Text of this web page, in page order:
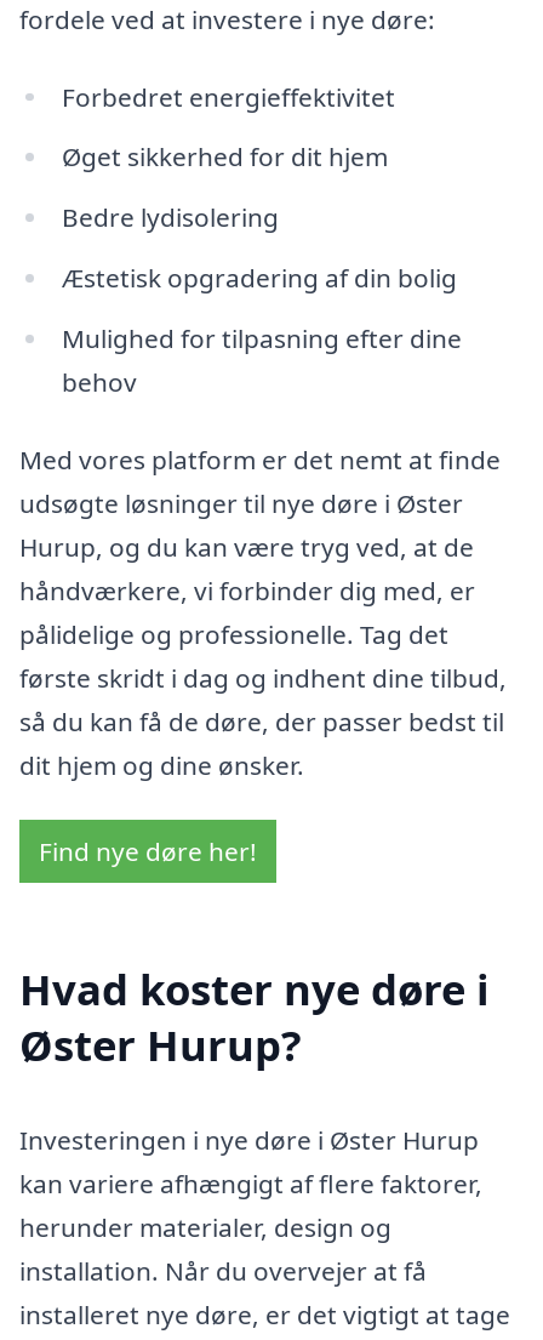
fordele ved at investere i nye døre:
Forbedret energieffektivitet
Øget sikkerhed for dit hjem
Bedre lydisolering
Æstetisk opgradering af din bolig
Mulighed for tilpasning efter dine
behov
Med vores platform er det nemt at finde
udsøgte løsninger til nye døre i Øster
Hurup, og du kan være tryg ved, at de
håndværkere, vi forbinder dig med, er
pålidelige og professionelle. Tag det
første skridt i dag og indhent dine tilbud,
så du kan få de døre, der passer bedst til
dit hjem og dine ønsker.
Find nye døre her!
Hvad koster nye døre i
Øster Hurup?
Investeringen i nye døre i Øster Hurup
kan variere afhængigt af flere faktorer,
herunder materialer, design og
installation. Når du overvejer at få
installeret nye døre, er det vigtigt at tage